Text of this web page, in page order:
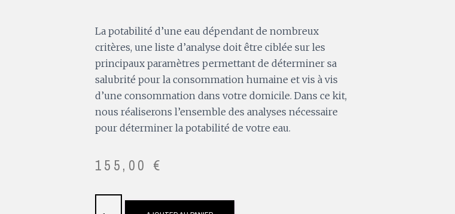
La potabilité d’une eau dépendant de nombreux
critères, une liste d’analyse doit être ciblée sur les
principaux paramètres permettant de déterminer sa
salubrité pour la consommation humaine et vis à vis
d’une consommation dans votre domicile. Dans ce kit,
nous réaliserons l’ensemble des analyses nécessaire
pour déterminer la potabilité de votre eau.
155,00 €